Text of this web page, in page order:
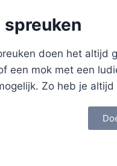
doen het altijd
een mok met een
Zo heb je